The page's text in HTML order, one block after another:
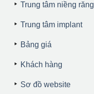
Trung tâm niềng răng
Trung tâm implant
Bảng giá
Khách hàng
Sơ đồ website